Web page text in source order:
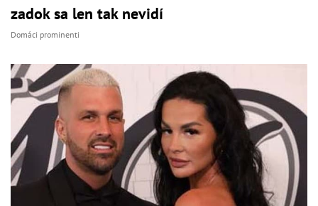
zadok sa len tak nevidí
Domáci prominenti